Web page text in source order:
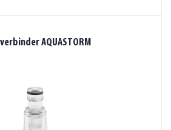
AQUASTORM